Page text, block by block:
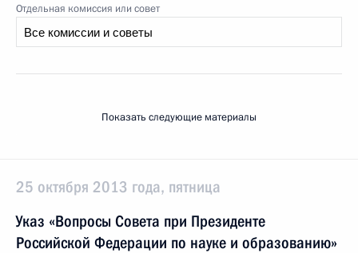
Отдельная комиссия или совет
Показать следующие материалы
25 октября 2013 года, пятница
Указ «Вопросы Совета при Президенте
Российской Федерации по науке и образованию»